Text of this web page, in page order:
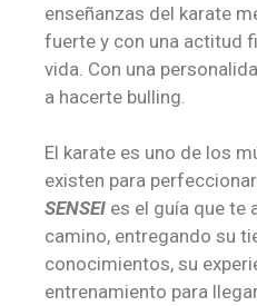
enseñanzas del karate
fuerte y con una actitud
vida. Con una
a hacerte bulling.
El karate es uno de los
existen para
SENSEI es el guía que te
camino, entregando su
conocimientos, su
entrenamiento para